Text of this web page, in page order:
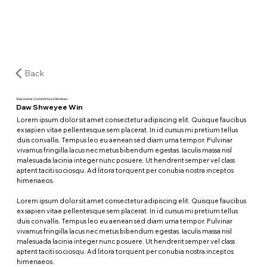
Back
Executive Committee Member
Daw Shweyee Win
Lorem ipsum dolor sit amet consectetur adipiscing elit. Quisque faucibus
ex sapien vitae pellentesque sem placerat. In id cursus mi pretium tellus
duis convallis. Tempus leo eu aenean sed diam urna tempor. Pulvinar
vivamus fringilla lacus nec metus bibendum egestas. Iaculis massa nisl
malesuada lacinia integer nunc posuere. Ut hendrerit semper vel class
aptent taciti sociosqu. Ad litora torquent per conubia nostra inceptos
himenaeos.
Lorem ipsum dolor sit amet consectetur adipiscing elit. Quisque faucibus
ex sapien vitae pellentesque sem placerat. In id cursus mi pretium tellus
duis convallis. Tempus leo eu aenean sed diam urna tempor. Pulvinar
vivamus fringilla lacus nec metus bibendum egestas. Iaculis massa nisl
malesuada lacinia integer nunc posuere. Ut hendrerit semper vel class
aptent taciti sociosqu. Ad litora torquent per conubia nostra inceptos
himenaeos.